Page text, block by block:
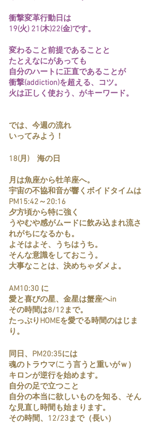
衝撃変革行動日は
19(火) 21(木)22(金)です。
変わること前提であることと
たとえなにがあっても
自分のハートに正直であることが
衝撃(addiction)を超える、コツ。
火は正しく使おう、がキーワード。
では、今週の流れ
いってみよう！
18(月)　海の日
月は魚座から牡羊座へ。
宇宙の不協和音が響くボイドタイムは
PM15:42～20:16
夕方頃から特に強く
うやむや感がムードに飲み込まれ流さ
れがちになるかも。
よそはよそ、うちはうち。
そんな意識をしておこう。
大事なことは、決めちゃダメよ。
AM10:30 に
愛と喜びの星、金星は蟹座へin
その時間は8/12まで。
たっぷりHOMEを愛でる時間のはじま
り。
同日、PM20:35には
魂のトラウマ(こう言うと重いがｗ）
キロンが逆行を始めます。
自分の足で立つこと
自分の本当に欲しいものを知る、そん
な見直し時間も始まります。
その時間、12/23まで（長い）